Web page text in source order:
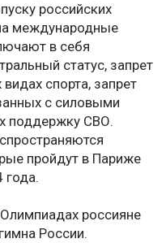
российских
международные
в себя
статус, запрет
спорта, запрет
с силовыми
поддержку СВО.
пройдут в Париже
года.
россияне
России.